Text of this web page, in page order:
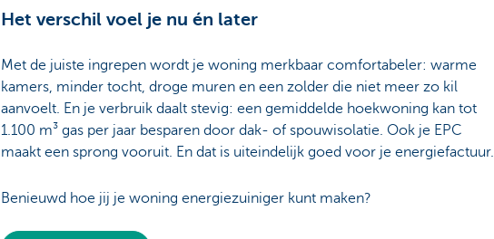
Het verschil voel je nu én later
Met de juiste ingrepen wordt je woning merkbaar comfortabeler: warme
kamers, minder tocht, droge muren en een zolder die niet meer zo kil
aanvoelt. En je verbruik daalt stevig: een gemiddelde hoekwoning kan tot
1.100 m³ gas per jaar besparen door dak- of spouwisolatie. Ook je EPC
maakt een sprong vooruit. En dat is uiteindelijk goed voor je energiefactuur.
Benieuwd hoe jij je woning energiezuiniger kunt maken?